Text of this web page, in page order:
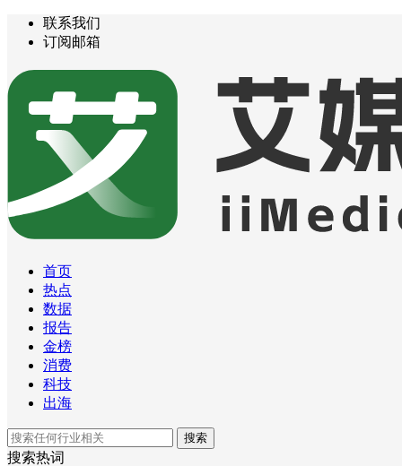
联系我们
订阅邮箱
首页
热点
数据
报告
金榜
消费
科技
出海
搜索
搜索热词